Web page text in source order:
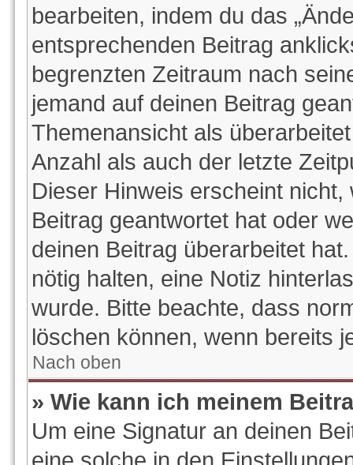
bearbeiten, indem du das
entsprechenden Beitrag
begrenzten Zeitraum nach
jemand auf deinen Beitrag
Themenansicht als
Anzahl als auch der letzte
Dieser Hinweis erscheint
Beitrag geantwortet hat oder
deinen Beitrag überarbeitet
nötig halten, eine Notiz
wurde. Bitte beachte, dass
löschen können, wenn bereits
Nach oben
» Wie kann ich meinem
Um eine Signatur an deinen